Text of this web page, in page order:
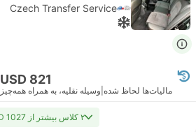
Czech Transfer Service
USD 821
مالیات‌ها لحاظ شده وسیله نقلیه، به همراه همه‌چیز
۲ کلاس بیشتر از USD 1027